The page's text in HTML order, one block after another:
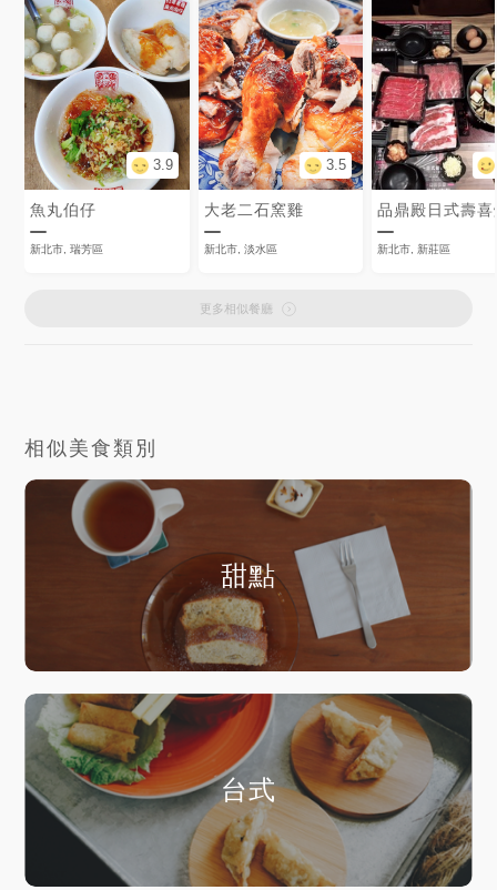
3.9
魚丸伯仔
新北市, 瑞芳區
3.5
大老二石窯雞
新北市, 淡水區
品鼎殿日式壽喜
新北市, 新莊區
更多相似餐廳
相似美食類別
甜點
台式